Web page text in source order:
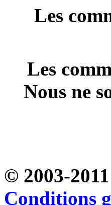
Les
Les
Nous ne
© 2003-
Conditions